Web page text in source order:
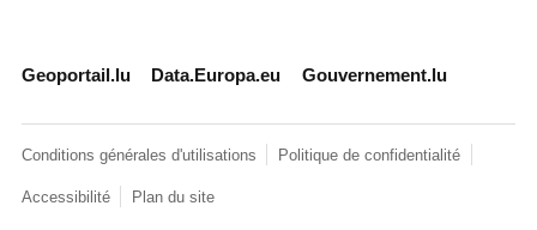
Geoportail.lu Data.Europa.eu Gouvernement.lu
Conditions générales d'utilisations Politique de confidentialité
Accessibilité Plan du site